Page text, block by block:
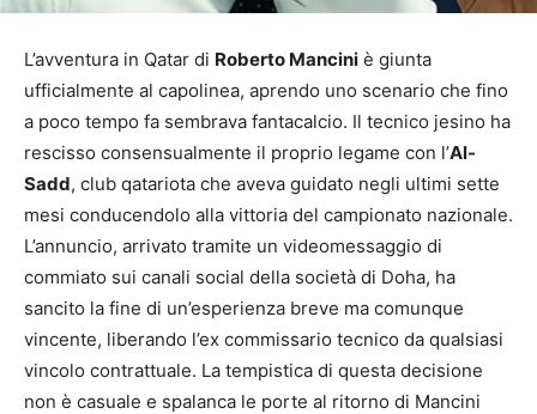
L’avventura in Qatar di Roberto Mancini è giunta
ufficialmente al capolinea, aprendo uno scenario che fino
a poco tempo fa sembrava fantacalcio. Il tecnico jesino ha
rescisso consensualmente il proprio legame con l’Al-
Sadd, club qatariota che aveva guidato negli ultimi sette
mesi conducendolo alla vittoria del campionato nazionale.
L’annuncio, arrivato tramite un videomessaggio di
commiato sui canali social della società di Doha, ha
sancito la fine di un’esperienza breve ma comunque
vincente, liberando l’ex commissario tecnico da qualsiasi
vincolo contrattuale. La tempistica di questa decisione
non è casuale e spalanca le porte al ritorno di Mancini